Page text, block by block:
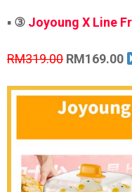
▪ ③ Joyoung X Line
RM319.00 RM169.00